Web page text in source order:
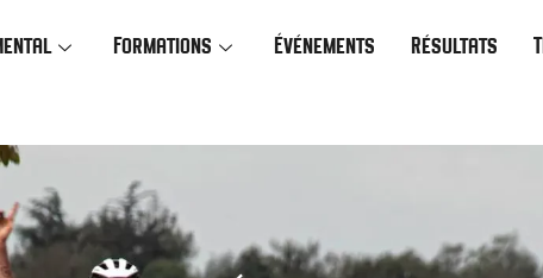
Formations Événements Résultats